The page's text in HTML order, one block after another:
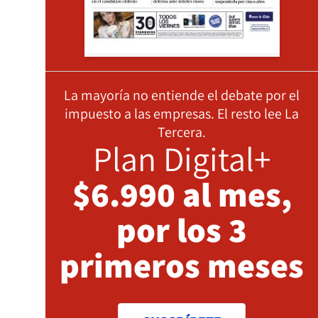
La mayoría no entiende el debate por el
impuesto a las empresas. El resto lee La
Tercera.
Plan Digital+
$6.990 al mes,
por los 3
primeros meses